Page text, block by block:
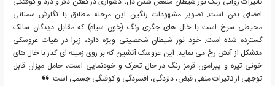
اعضای بدن است. تصویر مشهودات رنگین این مرحله مطابق با نگارش سمنانی
محیطی سرخ است با خال های جگری رنگ (خون سیاه) که مقابل دیدگان سالک
گسترده شده است. خود نور شیطان شخصیتی ویژه دارد، زیرا در هیات عروسکی
متشکل از آتش رخ می نماید. این عروسک آتشین که بر روی زمینه ای کدر با خال های
خونی تیره و پیرامون قرمز رنگ در حال تحرک و خودنمایی است، حامل میزان قابل
توجهی از تاثیرات منفی قبض، دلزدگی، افسردگی و کوفتگی جسمی است.